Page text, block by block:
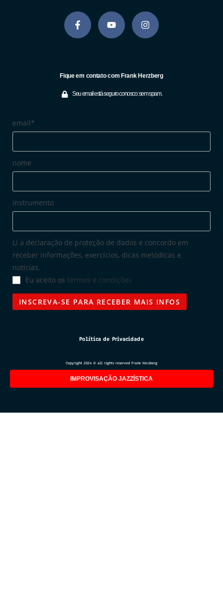
Fique em contato com Frank Herzberg
Seu email está seguro conosco: sem spam.
email*
nome
instrumento
Li a declaração de proteção de dados e concordo em
receber informações, exercícios, dicas metódicas e
notícias.
Eu aceito os termos e condições
Política de Privacidade
Copyright 2024 © all rights reserved Frank Herzberg
IMPROVISAÇÃO JAZZÍSTICA